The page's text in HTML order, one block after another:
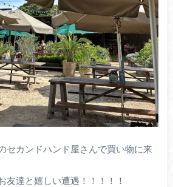
セカンドハンド屋さんで買い物に来
友達と嬉しい遭遇！！！！！